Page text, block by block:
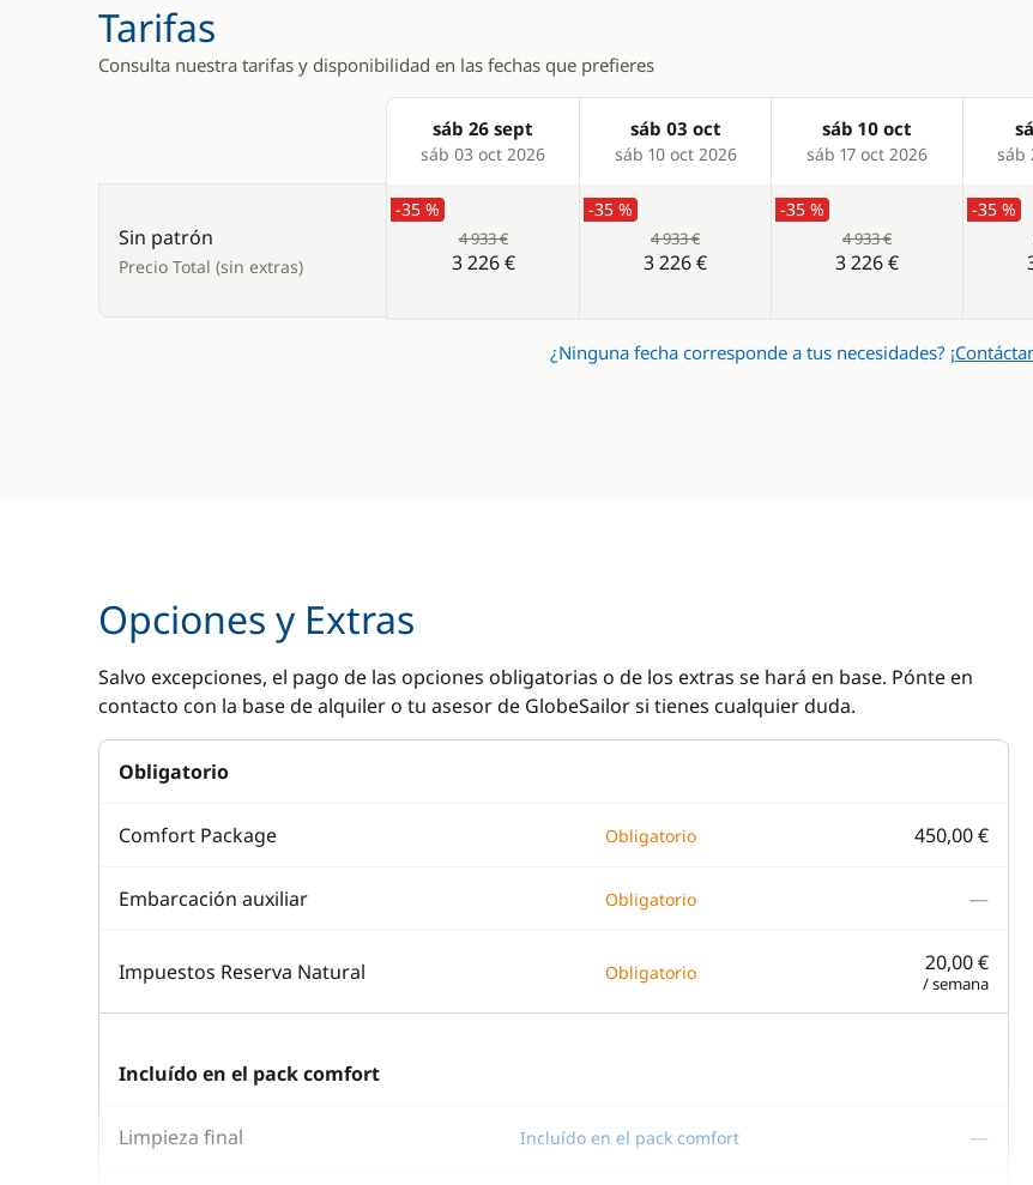
Tarifas
Consulta nuestra tarifas y disponibilidad en las fechas que prefieres
Products
sáb 26 sept
sáb 03 oct 2026
sáb 03 oct
sáb 10 oct 2026
sáb 10 oct
sáb 17 oct 2026 sáb
Sin patrón
Precio Total (sin extras)
-35 %
4 933 €
3 226 €
-35 %
4 933 €
3 226 €
-35 %
4 933 €
3 226 €
-35 %
¿Ninguna fecha corresponde a tus necesidades?
Opciones y Extras
Salvo excepciones, el pago de las opciones obligatorias o de los extras se hará en base. Pónte en
contacto con la base de alquiler o tu asesor de GlobeSailor si tienes cualquier duda.
Obligatorio
Comfort Package Obligatorio 450,00 €
Embarcación auxiliar Obligatorio —
Impuestos Reserva Natural Obligatorio 20,00 €
/ semana
Incluído en el pack comfort
Limpieza final Incluído en el pack comfort —